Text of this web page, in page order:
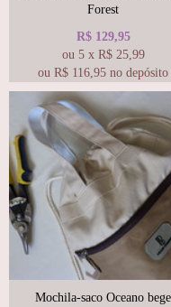
Forest
R$ 129,95
ou 5 x R$ 25,99
ou R$ 116,95 no depósito
Mochila-saco Oceano bege